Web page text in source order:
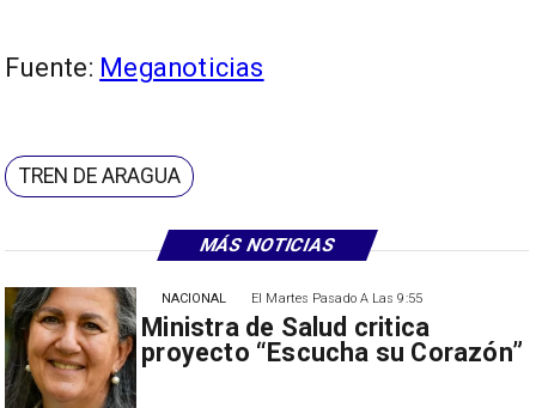
MÁS NOTICIAS
El Martes Pasado A Las 9:55
Ministra de Salud critica
proyecto “Escucha su Corazón”
NACIONAL
Fuente: Meganoticias
TREN DE ARAGUA